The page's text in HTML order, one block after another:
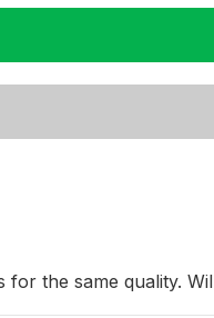
the same quality.